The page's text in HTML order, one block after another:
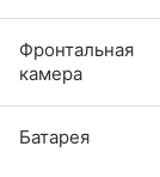
Фронтальная
камера
Батарея